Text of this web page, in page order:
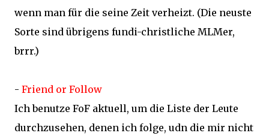
wenn man für die seine Zeit verheizt. (Die neuste
Sorte sind übrigens fundi-christliche MLMer,
brrr.)
- Friend or Follow
Ich benutze FoF aktuell, um die Liste der Leute
durchzusehen, denen ich folge, udn die mir nicht